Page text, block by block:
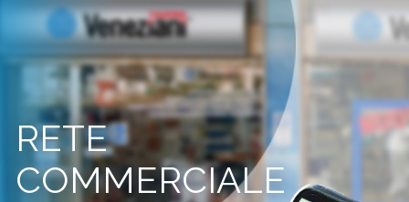
RETE
COMMERCIALE